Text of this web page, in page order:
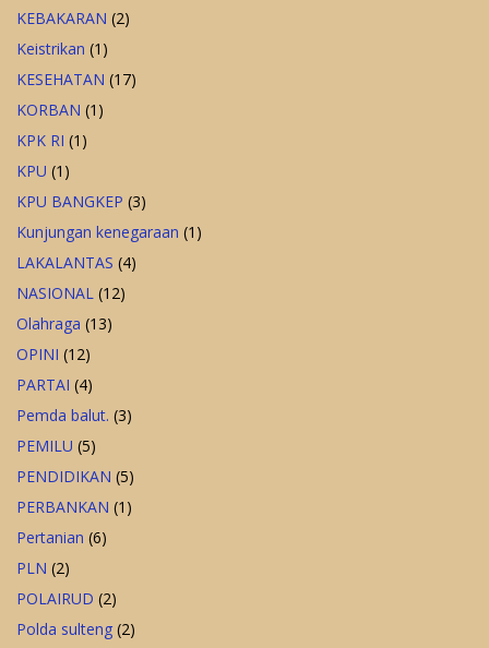
KEBAKARAN (2)
Keistrikan (1)
KESEHATAN (17)
KORBAN (1)
KPK RI (1)
KPU (1)
KPU BANGKEP (3)
Kunjungan kenegaraan (1)
LAKALANTAS (4)
NASIONAL (12)
Olahraga (13)
OPINI (12)
PARTAI (4)
Pemda balut. (3)
PEMILU (5)
PENDIDIKAN (5)
PERBANKAN (1)
Pertanian (6)
PLN (2)
POLAIRUD (2)
Polda sulteng (2)